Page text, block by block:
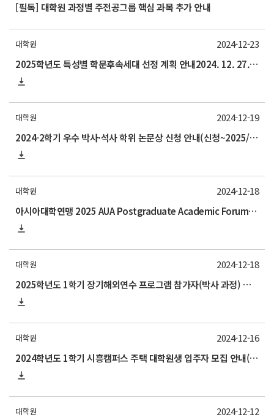
[필독] 대학원 과정별 주전공그룹 핵심 과목 추가 안내
대학원
2025학년도 특성별 학문후속세대 선정 계획 안내2024. 12. 27.(금) 15:00까지(기한 엄수)
2024-12-23
대학원
2024-2학기 우수 박사·석사 학위 논문상 신청 안내(신청~2025/1/17)
2024-12-19
대학원
아시아대학연맹 2025 AUA Postgraduate Academic Forum 안내
2024-12-18
대학원
2025학년도 1학기 장기해외연수 프로그램 참가자(박사 과정) 모집 안내
2024-12-18
대학원
2024학년도 1학기 시흥캠퍼스 주택 대학원생 입주자 모집 안내(신청 25/1/24~2/5)
2024-12-16
대학원 2024-12-12